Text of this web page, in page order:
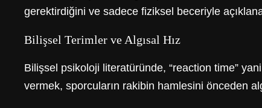
gerektirdiğini ve sadece fiziksel beceriyle
Bilişsel Terimler ve Algısal Hız
Bilişsel psikoloji literatüründe, “reaction time”
vermek, sporcuların rakibin hamlesini önceden